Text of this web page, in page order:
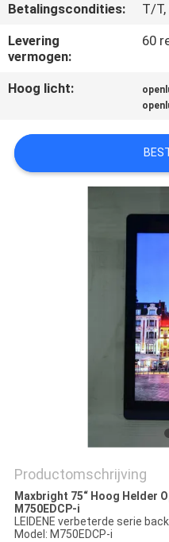
VERZOEK
OM
EEN
SITEMAP
Betalingscondities:
T/
Levering
vermogen:
60
Hoog licht:
Productomschrijving
Maxbright 75“ Hoog Helder
M750EDCP-i
LEIDENE verbeterde serie
Model: M750EDCP-i